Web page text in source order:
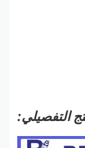
التفصيلي: